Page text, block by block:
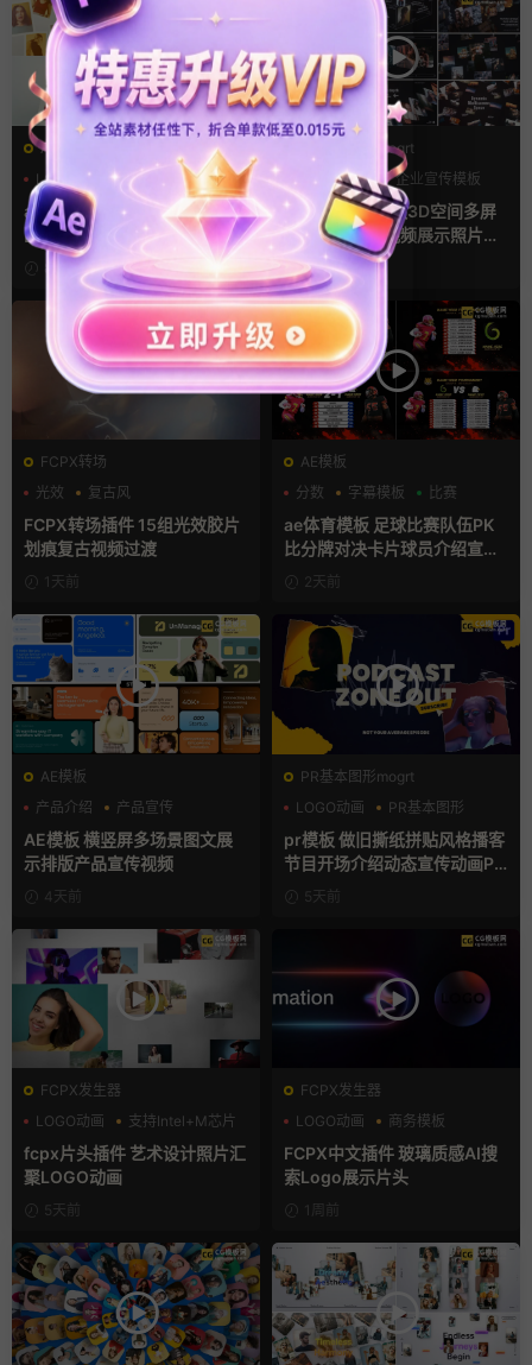
AE模板
LOGO动画
三维 幻灯片
ae相册模板 多场景照片墙堆叠
画廊幻灯片宣传视频
8小时前
PR基本图形mogrt
PR基本图形
企业宣传模板
幻灯片
Pr视频模板 10款3D空间多屏
切换开场相册视频展示照片墙
pr模板
1天前
FCPX转场
光效
复古风
支持Intel+M芯片
FCPX转场插件 15组光效胶片
划痕复古视频过渡
1天前
AE模板
分数
字幕模板 比赛
ae体育模板 足球比赛队伍PK
比分牌对决卡片球员介绍宣传
视频AE模板
2天前
AE模板
产品介绍
产品宣传
产品展示
AE模板 横竖屏多场景图文展
示排版产品宣传视频
4天前
PR基本图形mogrt
LOGO动画
PR基本图形
复古风
pr模板 做旧撕纸拼贴风格播客
节目开场介绍动态宣传动画PR
模版5天前
FCPX发生器
LOGO动画
支持Intel+M芯片
汇聚
fcpx片头插件 艺术设计照片汇
聚LOGO动画
5天前
FCPX发生器
LOGO动画
商务模板
支持Intel+M芯片
FCPX中文插件 玻璃质感AI搜
索Logo展示片头
1周前